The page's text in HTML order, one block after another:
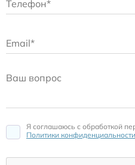
Я соглашаюсь c обработкой
Политики конфиденциальности